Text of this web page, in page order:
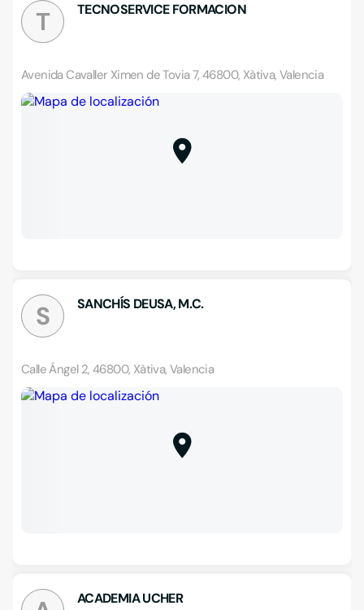
T TECNOSERVICE FORMACION
Avenida Cavaller Ximen de Tovia 7, 46800, Xàtiva, Valencia
S SANCHÍS DEUSA, M.C.
Calle Ángel 2, 46800, Xàtiva, Valencia
ACADEMIA UCHER